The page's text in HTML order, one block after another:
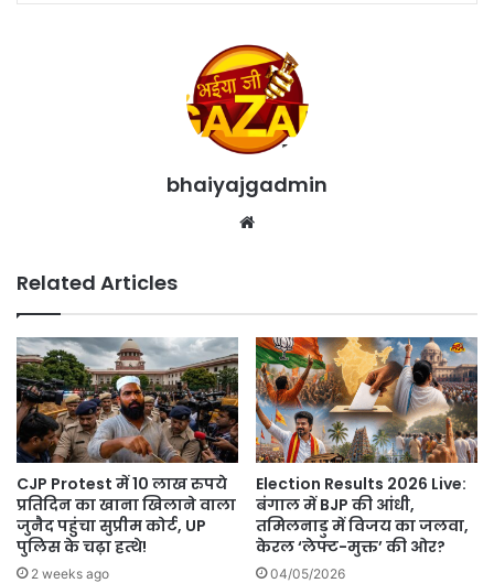
bhaiyajgadmin
Related Articles
CJP Protest में 10 लाख रुपये
प्रतिदिन का खाना खिलाने वाला
जुनैद पहुंचा सुप्रीम कोर्ट, UP
पुलिस के चढ़ा हत्थे!
2 weeks ago
Election Results 2026 Live:
बंगाल में BJP की आंधी,
तमिलनाडु में विजय का जलवा,
केरल ‘लेफ्ट-मुक्त’ की ओर?
04/05/2026